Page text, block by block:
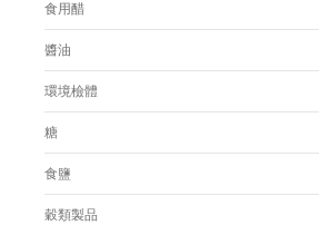
食用醋
醬油
環境檢體
糖
食鹽
穀類製品